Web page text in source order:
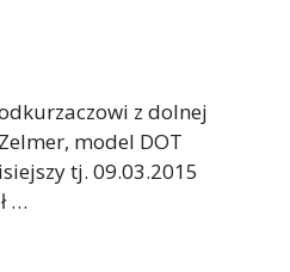
z dolnej
model DOT
tj. 09.03.2015
…